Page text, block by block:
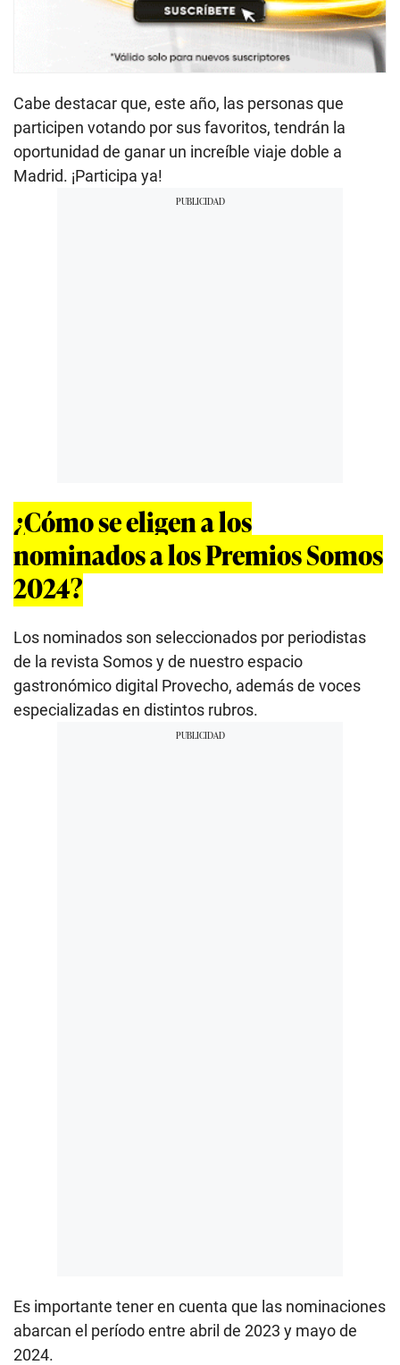
Cabe destacar que, este año, las personas que
participen votando por sus favoritos, tendrán la
oportunidad de ganar un increíble viaje doble a
Madrid. ¡Participa ya!
¿Cómo se eligen a los
nominados a los Premios Somos
2024?
Los nominados son seleccionados por periodistas
de la revista Somos y de nuestro espacio
gastronómico digital Provecho, además de voces
especializadas en distintos rubros.
Es importante tener en cuenta que las nominaciones
abarcan el período entre abril de 2023 y mayo de
2024.